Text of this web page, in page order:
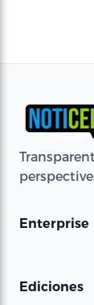
Enterprise
Ediciones